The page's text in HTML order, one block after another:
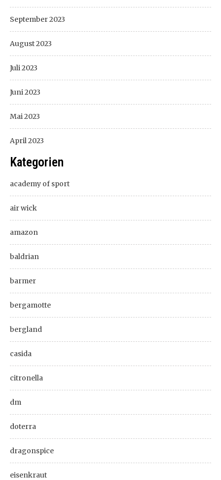
September 2023
August 2023
Juli 2023
Juni 2023
Mai 2023
April 2023
Kategorien
academy of sport
air wick
amazon
baldrian
barmer
bergamotte
bergland
casida
citronella
dm
doterra
dragonspice
eisenkraut